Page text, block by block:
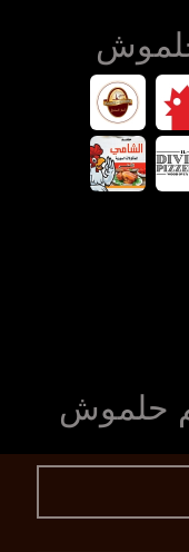
حلموش